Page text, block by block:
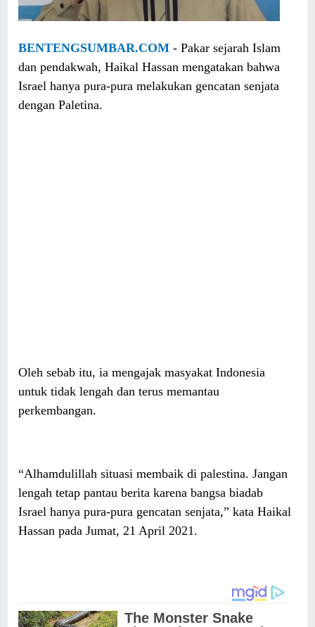
BENTENGSUMBAR.COM - Pakar sejarah Islam
dan pendakwah, Haikal Hassan mengatakan bahwa
Israel hanya pura-pura melakukan gencatan senjata
dengan Paletina.
Oleh sebab itu, ia mengajak masyakat Indonesia
untuk tidak lengah dan terus memantau
perkembangan.
“Alhamdulillah situasi membaik di palestina. Jangan
lengah tetap pantau berita karena bangsa biadab
Israel hanya pura-pura gencatan senjata,” kata Haikal
Hassan pada Jumat, 21 April 2021.